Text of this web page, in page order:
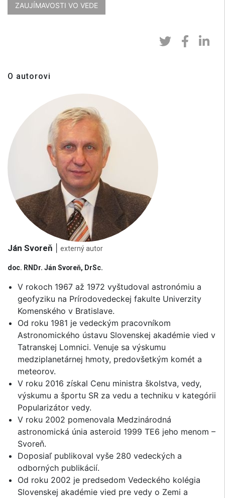
ZAUJÍMAVOSTI VO VEDE
O autorovi
Ján Svoreň externý autor
doc. RNDr. Ján Svoreň, DrSc.
V rokoch 1967 až 1972 vyštudoval astronómiu a
geofyziku na Prírodovedeckej fakulte Univerzity
Komenského v Bratislave.
Od roku 1981 je vedeckým pracovníkom
Astronomického ústavu Slovenskej akadémie vied v
Tatranskej Lomnici. Venuje sa výskumu
medziplanetárnej hmoty, predovšetkým komét a
meteorov.
V roku 2016 získal Cenu ministra školstva, vedy,
výskumu a športu SR za vedu a techniku v kategórii
Popularizátor vedy.
V roku 2002 pomenovala Medzinárodná
astronomická únia asteroid 1999 TE6 jeho menom –
Svoreň.
Doposiaľ publikoval vyše 280 vedeckých a
odborných publikácií.
Od roku 2002 je predsedom Vedeckého kolégia
Slovenskej akadémie vied pre vedy o Zemi a